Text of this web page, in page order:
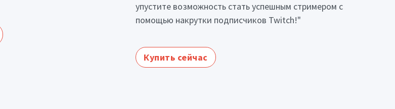
упустите возможность стать успешным стримером с
помощью накрутки подписчиков Twitch!"
Купить сейчас